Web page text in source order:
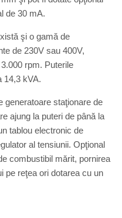
de 30 mA.
şi o gamă de
de 230V sau 400V,
rpm. Puterile
14,3 kVA.
generatoare staţionare de
ajung la puteri de până la
tablou electronic de
al tensiunii. Opţional
combustibil mărit, pornirea
pe reţea ori dotarea cu un